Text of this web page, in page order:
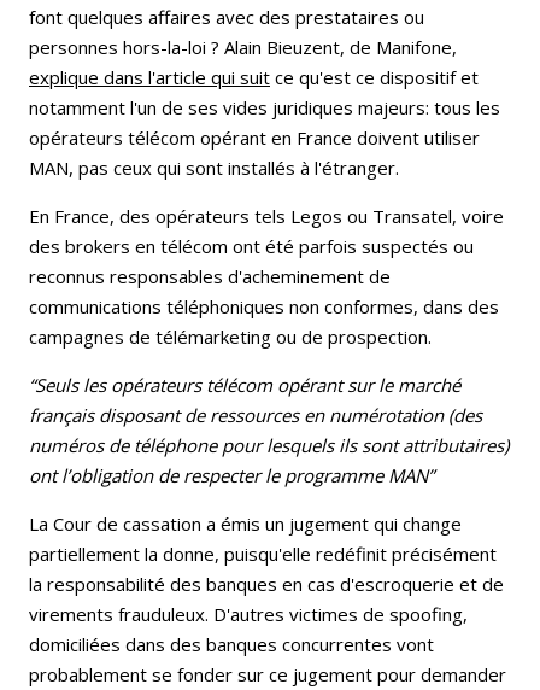
font quelques affaires avec des prestataires ou
personnes hors-la-loi ? Alain Bieuzent, de Manifone,
explique dans l'article qui suit ce qu'est ce dispositif et
notamment l'un de ses vides juridiques majeurs: tous les
opérateurs télécom opérant en France doivent utiliser
MAN, pas ceux qui sont installés à l'étranger.
En France, des opérateurs tels Legos ou Transatel, voire
des brokers en télécom ont été parfois suspectés ou
reconnus responsables d'acheminement de
communications téléphoniques non conformes, dans des
campagnes de télémarketing ou de prospection.
“Seuls les opérateurs télécom opérant sur le marché
français disposant de ressources en numérotation (des
numéros de téléphone pour lesquels ils sont attributaires)
ont l’obligation de respecter le programme MAN”
La Cour de cassation a émis un jugement qui change
partiellement la donne, puisqu'elle redéfinit précisément
la responsabilité des banques en cas d'escroquerie et de
virements frauduleux. D'autres victimes de spoofing,
domiciliées dans des banques concurrentes vont
probablement se fonder sur ce jugement pour demander